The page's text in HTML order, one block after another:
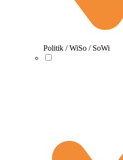
Politik / WiSo / SoWi